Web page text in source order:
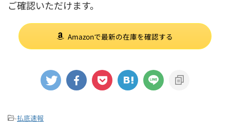
ご確認いただけます。
Amazonで最新の在庫を確認する
-払底速報